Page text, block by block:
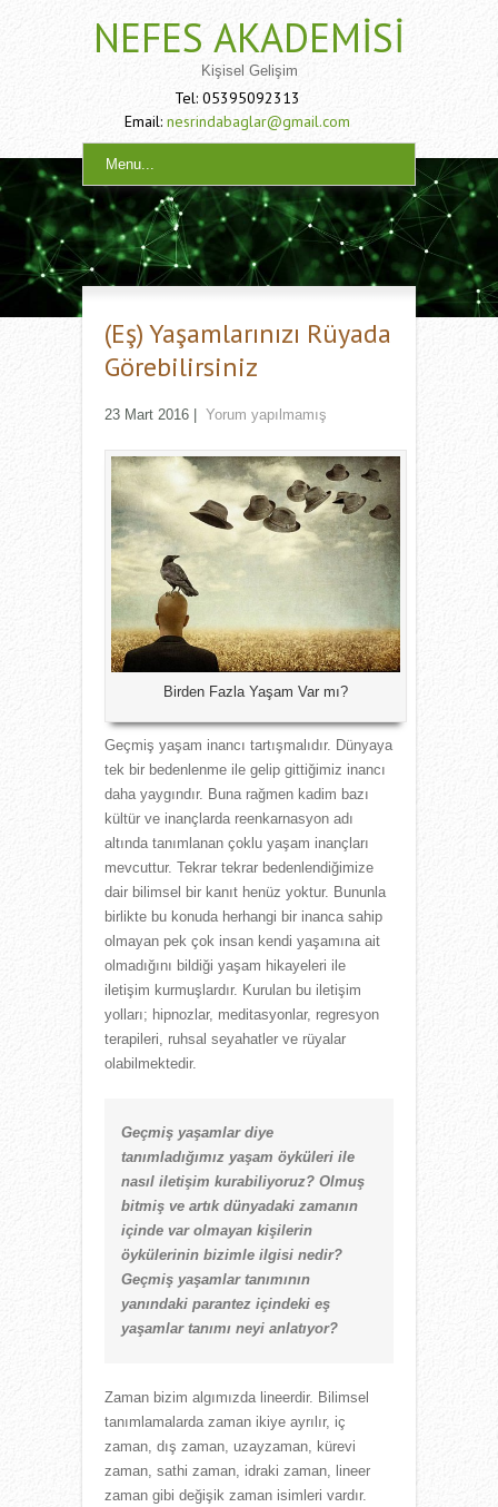
NEFES AKADEMISI
Kişisel Gelişim
Tel: 05395092313
Email: nesrindabaglar@gmail.com
Menu...
(Eş) Yaşamlarınızı Rüyada
Görebilirsiniz
23 Mart 2016 Yorum yapılmamış
Birden Fazla Yaşam Var mı?
Geçmiş yaşam inancı tartışmalıdır. Dünyaya
tek bir bedenlenme ile gelip gittiğimiz inancı
daha yaygındır. Buna rağmen kadim bazı
kültür ve inançlarda reenkarnasyon adı
altında tanımlanan çoklu yaşam inançları
mevcuttur. Tekrar tekrar bedenlendiğimize
dair bilimsel bir kanıt henüz yoktur. Bununla
birlikte bu konuda herhangi bir inanca sahip
olmayan pek çok insan kendi yaşamına ait
olmadığını bildiği yaşam hikayeleri ile
iletişim kurmuşlardır. Kurulan bu iletişim
yolları; hipnozlar, meditasyonlar, regresyon
terapileri, ruhsal seyahatler ve rüyalar
olabilmektedir.
Geçmiş yaşamlar diye
tanımladığımız yaşam öyküleri ile
nasıl iletişim kurabiliyoruz? Olmuş
bitmiş ve artık dünyadaki zamanın
içinde var olmayan kişilerin
öykülerinin bizimle ilgisi nedir?
Geçmiş yaşamlar tanımının
yanındaki parantez içindeki eş
yaşamlar tanımı neyi anlatıyor?
Zaman bizim algımızda lineerdir. Bilimsel
tanımlamalarda zaman ikiye ayrılır, iç
zaman, dış zaman, uzayzaman, kürevi
zaman, sathi zaman, idraki zaman, lineer
zaman gibi değişik zaman isimleri vardır.